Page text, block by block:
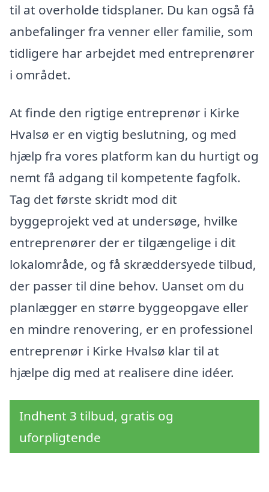
til at overholde tidsplaner. Du kan også få
anbefalinger fra venner eller familie, som
tidligere har arbejdet med entreprenører
i området.
At finde den rigtige entreprenør i Kirke
Hvalsø er en vigtig beslutning, og med
hjælp fra vores platform kan du hurtigt og
nemt få adgang til kompetente fagfolk.
Tag det første skridt mod dit
byggeprojekt ved at undersøge, hvilke
entreprenører der er tilgængelige i dit
lokalområde, og få skræddersyede tilbud,
der passer til dine behov. Uanset om du
planlægger en større byggeopgave eller
en mindre renovering, er en professionel
entreprenør i Kirke Hvalsø klar til at
hjælpe dig med at realisere dine idéer.
Indhent 3 tilbud, gratis og
uforpligtende